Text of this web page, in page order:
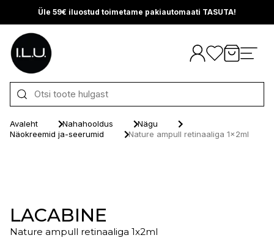
Üle 59€ iluostud toimetame pakiautomaati TASUTA!
Otse sisu juurde
Avaleht Nahahooldus
Nägu
Näokreemid ja-seerumid
Nature ampull retinaaliga 1x2ml
LACABINE
Nature ampull retinaaliga 1x2ml